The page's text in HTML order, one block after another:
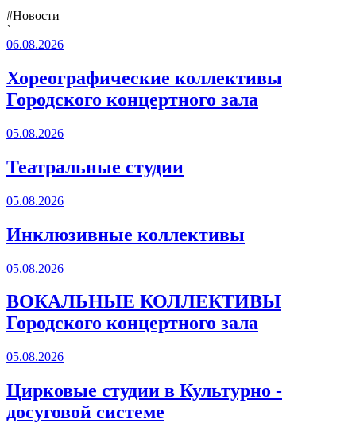
#Новости
`
06.08.2026
Хореографические коллективы
Городского концертного зала
05.08.2026
Театральные студии
05.08.2026
Инклюзивные коллективы
05.08.2026
ВОКАЛЬНЫЕ КОЛЛЕКТИВЫ
Городского концертного зала
05.08.2026
Цирковые студии в Культурно -
досуговой системе